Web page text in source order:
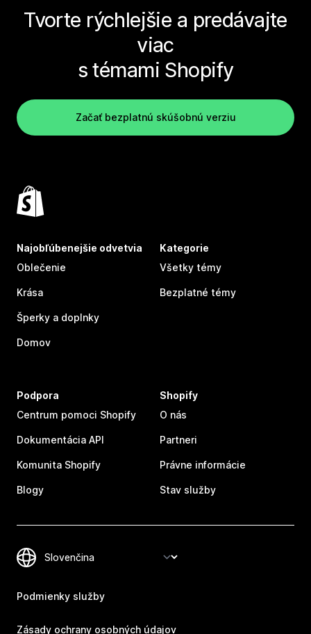
Tvorte rýchlejšie a predávajte
viac
s témami Shopify
Začať bezplatnú skúšobnú verziu
Najobľúbenejšie odvetvia
Oblečenie
Krása
Šperky a doplnky
Domov
Kategorie
Všetky témy
Bezplatné témy
Podpora
Centrum pomoci Shopify
Dokumentácia API
Komunita Shopify
Blogy
Shopify
O nás
Partneri
Právne informácie
Stav služby
Podmienky služby
Zásady ochrany osobných údajov